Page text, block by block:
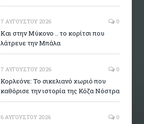
7 ΑΥΓΟΎΣΤΟΥ 2026 0
Και στην Μύκονο .. το κορίτσι που
λάτρευε την Μπάλα
7 ΑΥΓΟΎΣΤΟΥ 2026 0
Κορλεόνε: Το σικελιανό χωριό που
καθόρισε την ιστορία της Κόζα Νόστρα
6 ΑΥΓΟΎΣΤΟΥ 2026 0